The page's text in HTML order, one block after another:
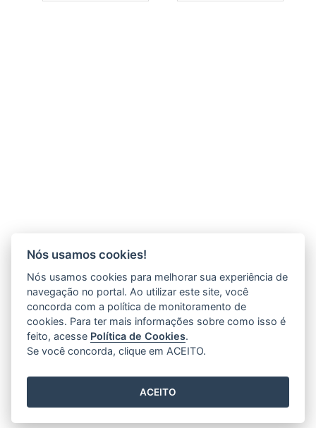
Nós usamos cookies!
Nós usamos cookies para melhorar sua experiência de
navegação no portal. Ao utilizar este site, você
concorda com a política de monitoramento de
cookies. Para ter mais informações sobre como isso é
feito, acesse Política de Cookies.
Se você concorda, clique em ACEITO.
ACEITO